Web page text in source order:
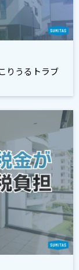
りうるトラブ